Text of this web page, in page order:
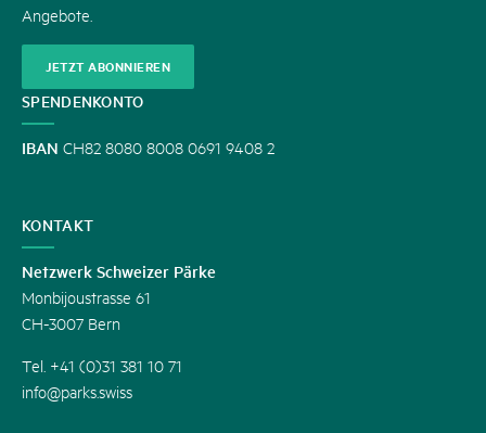
Angebote.
JETZT ABONNIEREN
SPENDENKONTO
IBAN CH82 8080 8008 0691 9408 2
KONTAKT
Netzwerk Schweizer Pärke
Monbijoustrasse 61
CH-3007 Bern
Tel. +41 (0)31 381 10 71
info@parks.swiss